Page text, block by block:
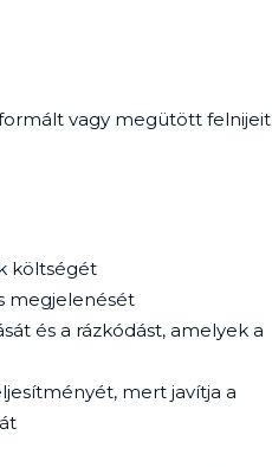
vagy megütött felnijeit
költségét
megjelenését
és a rázkódást, amelyek a
mert javítja a